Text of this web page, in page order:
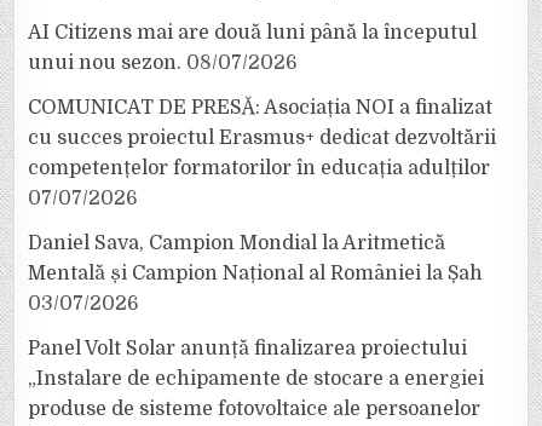
AI Citizens mai are două luni până la începutul
unui nou sezon. 08/07/2026
COMUNICAT DE PRESĂ: Asociația NOI a finalizat
cu succes proiectul Erasmus+ dedicat dezvoltării
competențelor formatorilor în educația adulților
07/07/2026
Daniel Sava, Campion Mondial la Aritmetică
Mentală și Campion Național al României la Șah
03/07/2026
Panel Volt Solar anunță finalizarea proiectului
„Instalare de echipamente de stocare a energiei
produse de sisteme fotovoltaice ale persoanelor